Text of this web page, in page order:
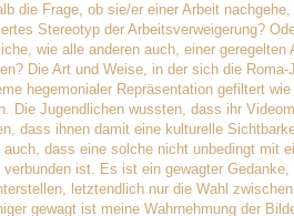
die Frage, ob sie/er einer Arbeit nachgehe,
Stereotyp der Arbeitsverweigerung?
wie alle anderen auch, einer geregelten
Die Art und Weise, in der sich die Roma-
hegemonialer Repräsentation gefiltert
Die Jugendlichen wussten, dass ihr
dass ihnen damit eine kulturelle
dass eine solche nicht unbedingt mit
ist. Es ist ein gewagter
letztendlich nur die Wahl
gewagt ist meine Wahrnehmung der